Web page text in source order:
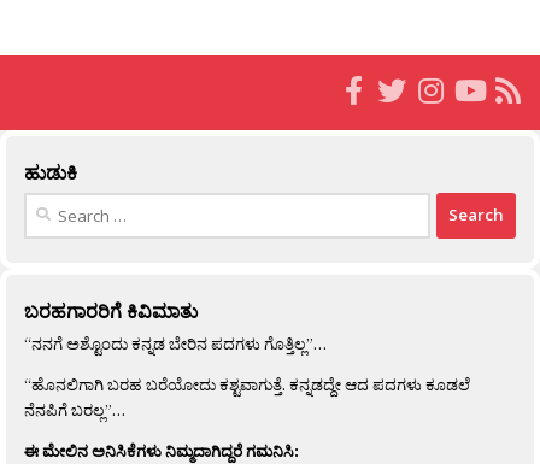
ಹುಡುಕಿ
Search
ಬರಹಗಾರರಿಗೆ ಕಿವಿಮಾತು
“ನನಗೆ ಅಶ್ಟೊಂದು ಕನ್ನಡ ಬೇರಿನ ಪದಗಳು ಗೊತ್ತಿಲ್ಲ”…
“ಹೊನಲಿಗಾಗಿ ಬರಹ ಬರೆಯೋದು ಕಶ್ಟವಾಗುತ್ತೆ. ಕನ್ನಡದ್ದೇ ಆದ ಪದಗಳು ಕೂಡಲೆ
ನೆನಪಿಗೆ ಬರಲ್ಲ”…
ಈ ಮೇಲಿನ ಅನಿಸಿಕೆಗಳು ನಿಮ್ಮದಾಗಿದ್ದರೆ ಗಮನಿಸಿ: